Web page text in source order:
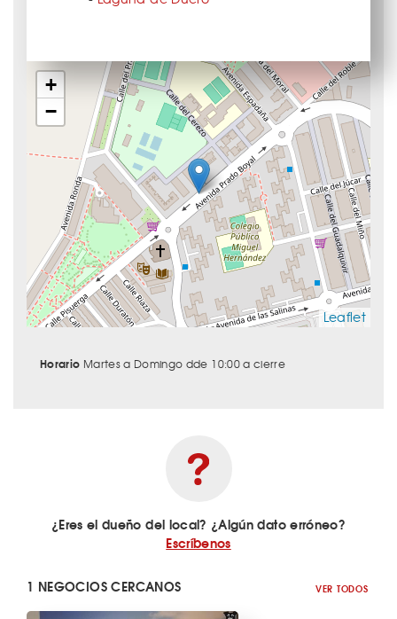
+
−
Leaflet
Horario Martes a Domingo dde 10:00 a cierre
¿Eres el dueño del local? ¿Algún dato erróneo?
Escríbenos
1 NEGOCIOS CERCANOS VER TODOS